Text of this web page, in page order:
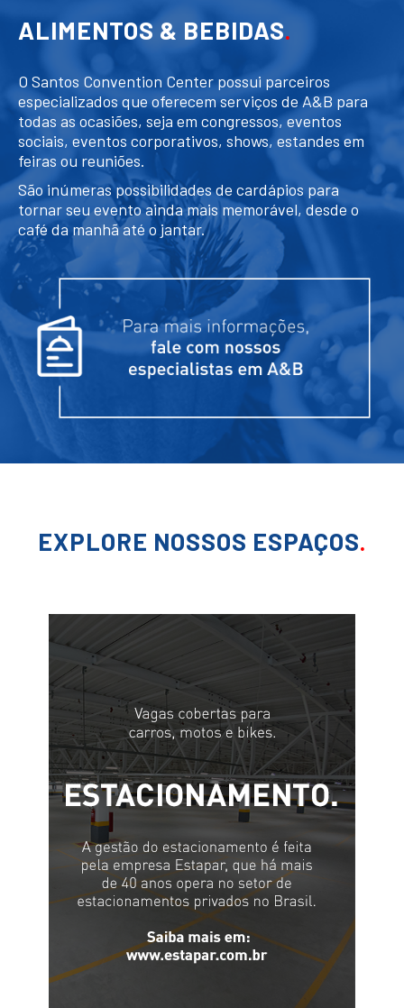
ALIMENTOS & BEBIDAS.
O Santos Convention Center possui parceiros
especializados que oferecem serviços de A&B para
todas as ocasiões, seja em congressos, eventos
sociais, eventos corporativos, shows, estandes em
feiras ou reuniões.
São inúmeras possibilidades de cardápios para
tornar seu evento ainda mais memorável, desde o
café da manhã até o jantar.
EXPLORE NOSSOS ESPAÇOS.